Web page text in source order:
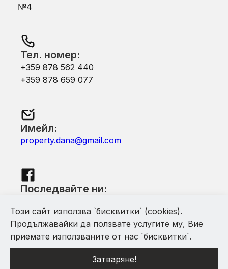
№4
Тел. номер:
+359 878 562 440
+359 878 659 077
Имейл:
property.dana@gmail.com
Последвайте ни:
С помощта на Mythfinity
Този сайт използва `бисквитки` (cookies).
Продължавайки да ползвате услугите му, Вие
приемате използваните от нас `бисквитки`.
Затваряне!